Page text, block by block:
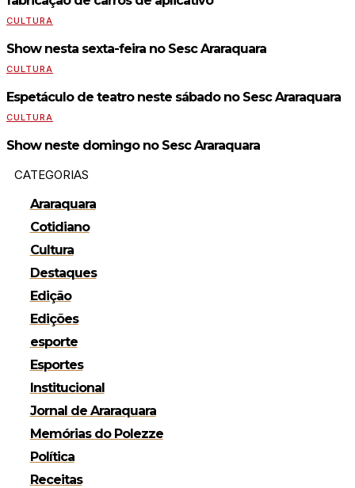
CULTURA
Show nesta sexta-feira no Sesc Araraquara
CULTURA
Espetáculo de teatro neste sábado no Sesc Araraquara
CULTURA
Show neste domingo no Sesc Araraquara
CATEGORIAS
Araraquara
Cotidiano
Cultura
Destaques
Edição
Edições
esporte
Esportes
Institucional
Jornal de Araraquara
Memórias do Polezze
Política
Receitas